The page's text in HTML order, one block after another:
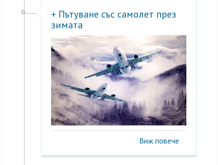
+ Пътуване със самолет през
зимата
Виж повече